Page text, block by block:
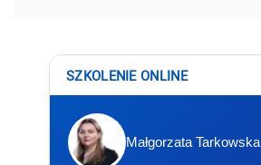
SZKOLENIE ONLINE
Małgorzata Tarkowska